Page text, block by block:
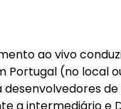
ao vivo
Portugal (no local
desenvolvedores
a intermediário e